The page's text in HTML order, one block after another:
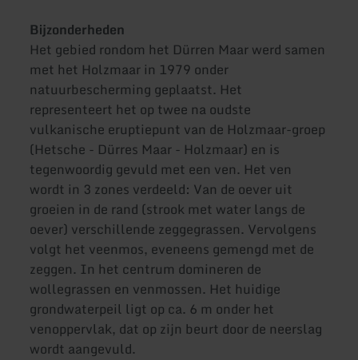
Bijzonderheden
Het gebied rondom het Dürren Maar werd samen
met het Holzmaar in 1979 onder
natuurbescherming geplaatst. Het
representeert het op twee na oudste
vulkanische eruptiepunt van de Holzmaar-groep
(Hetsche - Dürres Maar - Holzmaar) en is
tegenwoordig gevuld met een ven. Het ven
wordt in 3 zones verdeeld: Van de oever uit
groeien in de rand (strook met water langs de
oever) verschillende zeggegrassen. Vervolgens
volgt het veenmos, eveneens gemengd met de
zeggen. In het centrum domineren de
wollegrassen en venmossen. Het huidige
grondwaterpeil ligt op ca. 6 m onder het
venoppervlak, dat op zijn beurt door de neerslag
wordt aangevuld.